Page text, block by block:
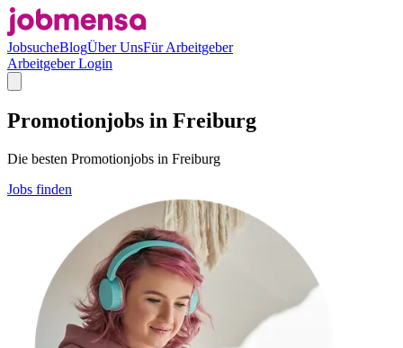
JobsucheBlogÜber UnsFür Arbeitgeber
Arbeitgeber Login
Promotionjobs in Freiburg
Die besten Promotionjobs in Freiburg
Jobs finden